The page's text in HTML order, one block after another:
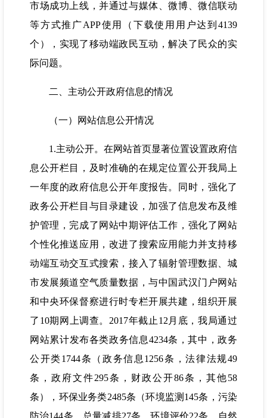
市场成功上线，并通过与媒体、微博、微信联动
等方式推广APP使用（下载使用用户达到4139
个），实现了移动端政民互动，解决了民众的实
际问题。
二、主动公开政府信息的情况
（一）网站信息公开情况
1.主动公开。在网站首页显著位置设置政府信
息公开栏目，及时准确的在规定位置公开我局上
一年度的政府信息公开年度报告。同时，强化了
政务公开栏目与目录建设，加强了信息发布及维
护管理，完成了网站中期评估工作，强化了网站
个性化推送应用，改进了搜索应用能力并支持移
动端互动交互式搜索，接入了辐射管理数据、城
市发展频道空气质量数据，与中国武汉门户网站
和中央环保督察进行时专栏开展共建，组织开展
了10期网上调查。2017年截止12月底，我局通过
网站累计发布各类政务信息4234条，其中，政务
公开类1744条（政务信息1256条，法律法规49
条，政府文件295条，财政公开86条，其他58
条），环保业务类2485条（环境监测145条，污染
防治144条，总量减排27条，环境评价22条，自然